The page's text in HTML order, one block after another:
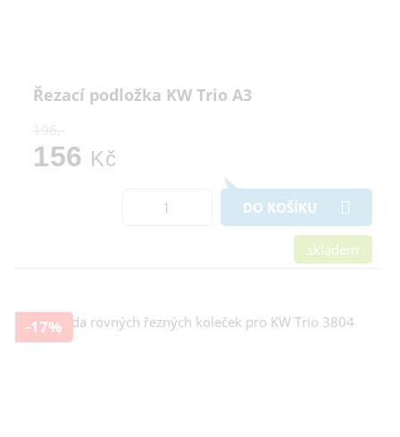
Řezací podložka KW Trio A3
196,-
156 Kč
DO KOŠÍKU
skladem
-17%